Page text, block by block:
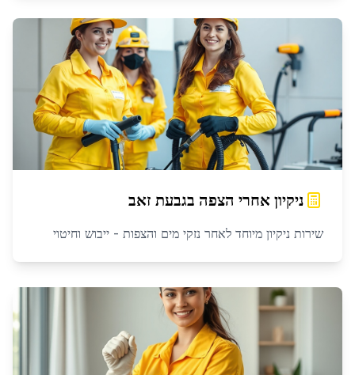
ניקיון אחרי הצפה בגבעת זאב
שירות ניקיון מיוחד לאחר נזקי מים והצפות - ייבוש וחיטוי